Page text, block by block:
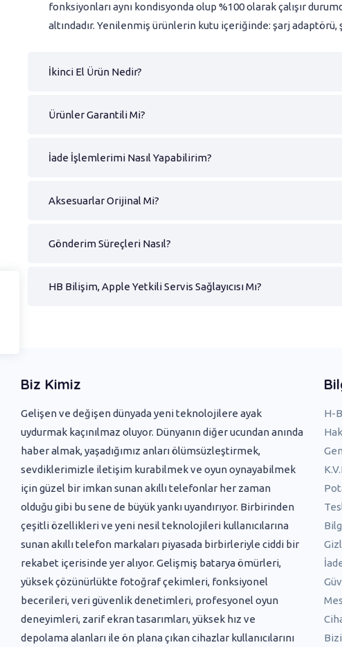
fonksiyonları aynı kondisyonda olup %100 olarak çalışır
altındadır. Yenilenmiş ürünlerin kutu içeriğinde: şarj adaptörü,
İkinci El Ürün Nedir?
Ürünler Garantili Mi?
İade İşlemlerimi Nasıl Yapabilirim?
Aksesuarlar Orijinal Mi?
Gönderim Süreçleri Nasıl?
HB Bilişim, Apple Yetkili Servis Sağlayıcısı Mı?
Biz Kimiz
Gelişen ve değişen dünyada yeni ‌teknolojilere ayak
uydurmak kaçınılmaz oluyor. Dünyanın diğer ucundan anında
haber almak, yaşadığımız anları ölümsüzleştirmek,
sevdiklerimizle iletişim kurabilmek ve oyun oynayabilmek
için güzel bir imkan sunan akıllı telefonlar her zaman
olduğu gibi bu sene de büyük yankı uyandırıyor. Birbirinden
çeşitli özellikleri ve yeni nesil teknolojileri kullanıcılarına
sunan akıllı telefon markaları piyasada birbirleriyle ciddi bir
rekabet içerisinde yer alıyor. Gelişmiş batarya ömürleri,
yüksek çözünürlükte fotoğraf çekimleri, fonksiyonel
becerileri, veri güvenlik denetimleri, profesyonel oyun
deneyimleri, zarif ekran tasarımları, yüksek hız ve
depolama alanları ile ön plana çıkan cihazlar kullanıcılarını
H-